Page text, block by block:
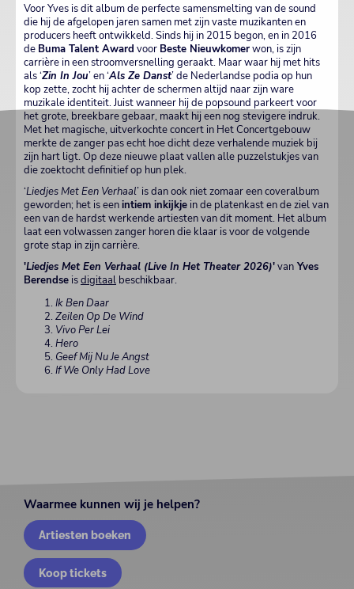
Voor Yves is dit album de perfecte samensmelting van de sound
die hij de afgelopen jaren samen met zijn vaste muzikanten en
producers heeft ontwikkeld. Sinds hij in 2015 begon, en in 2016
de Buma Talent Award voor Beste Nieuwkomerwon, is zijn
carrière in een stroomversnelling geraakt. Maar waar hij met hits
als ‘Zin In Jou’ en ‘Als Ze Danst’ de Nederlandse podia op hun
kop zette, zocht hij achter de schermen altijd naar zijn ware
muzikale identiteit. Juist wanneer hij de popsound parkeert voor
het grote, breekbare gebaar, maakt hij een nog stevigere indruk.
Met het magische, uitverkochte concert in Het Concertgebouw
merkte de zanger pas echt hoe dicht deze verhalende muziek bij
zijn hart ligt. Op deze nieuwe plaat vallen alle puzzelstukjes van
die zoektocht definitief op hun plek.
‘Liedjes Met Een Verhaal’ is dan ook niet zomaar een coveralbum
geworden; het is eenintiem inkijkje in de platenkast en de ziel van
een van de hardst werkende artiesten van dit moment. Het album
laat een volwassen zanger horen die klaar is voor de volgende
grote stap in zijn carrière.
'Liedjes Met Een Verhaal (Live In Het Theater 2026)'van Yves
Berendse isdigitaal beschikbaar.
Ik Ben Daar
Zeilen Op De Wind
Vivo Per Lei
Hero
Geef Mij Nu Je Angst
If We Only Had Love
Waarmee kunnen wij je helpen?
Artiesten boeken
Koop tickets